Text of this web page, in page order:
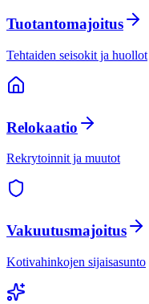
Tuotantomajoitus
Tehtaiden seisokit ja huollot
Relokaatio
Rekrytoinnit ja muutot
Vakuutusmajoitus
Kotivahinkojen sijaisasunto